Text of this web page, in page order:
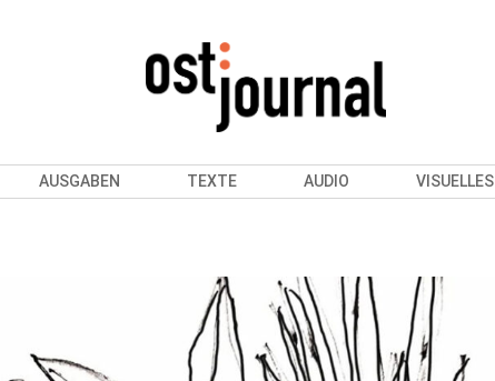
AUSGABEN TEXTE AUDIO VISUELLES